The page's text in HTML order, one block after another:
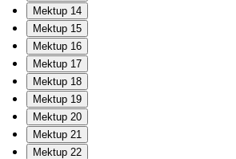
Mektup 14
Mektup 15
Mektup 16
Mektup 17
Mektup 18
Mektup 19
Mektup 20
Mektup 21
Mektup 22